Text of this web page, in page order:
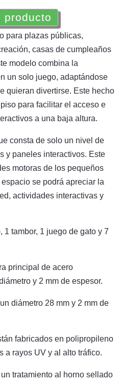
producto
para plazas públicas,
casas de cumpleaños
modelo combina la
un solo juego, adaptándose
quieran divertirse. Este hecho
para facilitar el acceso e
a una baja altura.
consta de solo un nivel de
y paneles interactivos. Este
motoras de los pequeños
se podrá apreciar la
actividades interactivas y
1 tambor, 1 juego de gato y 7
principal de acero
y 2 mm de espesor.
diámetro 28 mm y 2 mm de
fabricados en polipropileno
a rayos UV y al alto tráfico.
tratamiento al horno sellado